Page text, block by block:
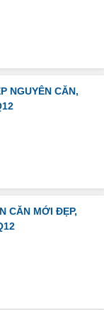
NGUYÊN CĂN,
CĂN MỚI ĐẸP,